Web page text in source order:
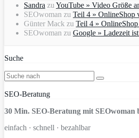
Sandra zu YouTube » Video Größe
SEOwoman zu Teil 4 » OnlineShop
Günter Mack zu Teil 4 »
SEOwoman zu Google » Ladezeit
Suche
SEO-Beratung
30 Min. SEO-Beratung mit SEOwoman
einfach · schnell · bezahlbar